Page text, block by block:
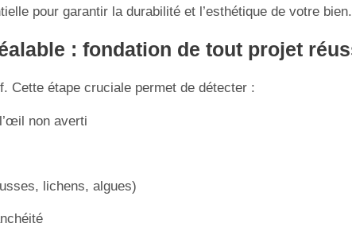
pour garantir la durabilité et l’esthétique de votre bien.
: fondation de tout projet
Cette étape cruciale permet de détecter :
non averti
lichens, algues)